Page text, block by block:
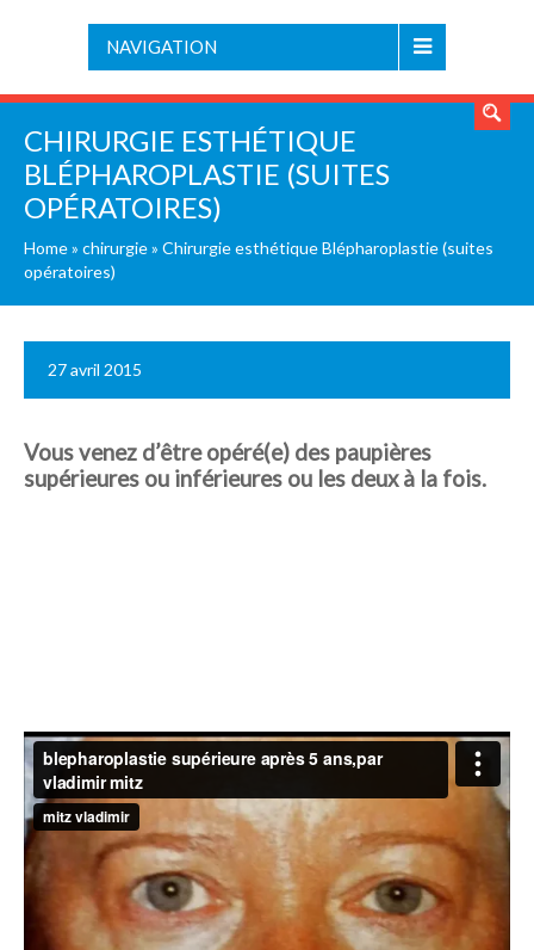
NAVIGATION
CHIRURGIE ESTHÉTIQUE
BLÉPHAROPLASTIE (SUITES
OPÉRATOIRES)
Home» chirurgie» Chirurgie esthétique Blépharoplastie (suites
opératoires)
27 avril 2015
Vous venez d’être opéré(e) des paupières
supérieures ou inférieures ou les deux à la fois.